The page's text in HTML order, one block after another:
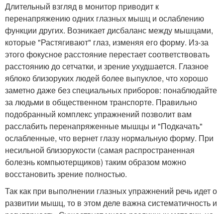
Длительный взгляд в монитор приводит к
перенапряжению одних глазных мышц и ослаблению
функции других. Возникает дисбаланс между мышцами,
которые "Растягивают" глаз, изменяя его форму. Из-за
этого фокусное расстояние перестает соответствовать
расстоянию до сетчатки, и зрение ухудшается. Глазное
яблоко близоруких людей более выпуклое, что хорошо
заметно даже без специальных приборов: понаблюдайте
за людьми в общественном транспорте. Правильно
подобранный комплекс упражнений позволит вам
расслабить перенапряженные мышцы и "Подкачать"
ослабленные, что вернет глазу нормальную форму. При
несильной близорукости (самая распространенная
болезнь компьютерщиков) таким образом можно
восстановить зрение полностью.
Так как при выполнении глазных упражнений речь идет о
развитии мышц, то в этом деле важна систематичность и